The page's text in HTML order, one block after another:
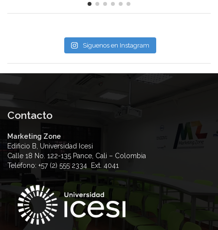
Síguenos en Instagram
Contacto
Marketing Zone
Edificio B, Universidad Icesi
Calle 18 No. 122-135 Pance, Cali – Colombia
Teléfono: +57 (2) 555 2334 Ext. 4041